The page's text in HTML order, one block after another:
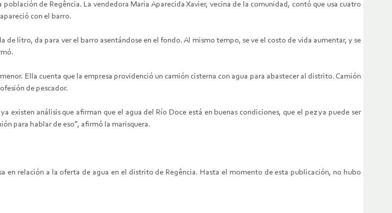
de Regência. La vendedora Maria Aparecida Xavier, vecina de la comunidad, contó que usa cuatro
con el barro.
de litro, da para ver el barro asentándose en el fondo. Al mismo tempo, se ve el costo de vida aumentar, y se
Ella cuenta que la empresa providenció un camión cisterna con agua para abastecer al distrito. Camión
de pescador.
existen análisis que afirman que el agua del Río Doce está en buenas condiciones, que el pez ya puede ser
para hablar de eso”, afirmó la marisquera.
en relación a la oferta de agua en el distrito de Regência. Hasta el momento de esta publicación, no hubo